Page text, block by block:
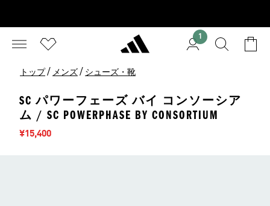
1
トップ / メンズ / シューズ・靴
SC パワーフェーズ バイ コンソーシア
ム / SC POWERPHASE BY CONSORTIUM
セール価格
¥15,400